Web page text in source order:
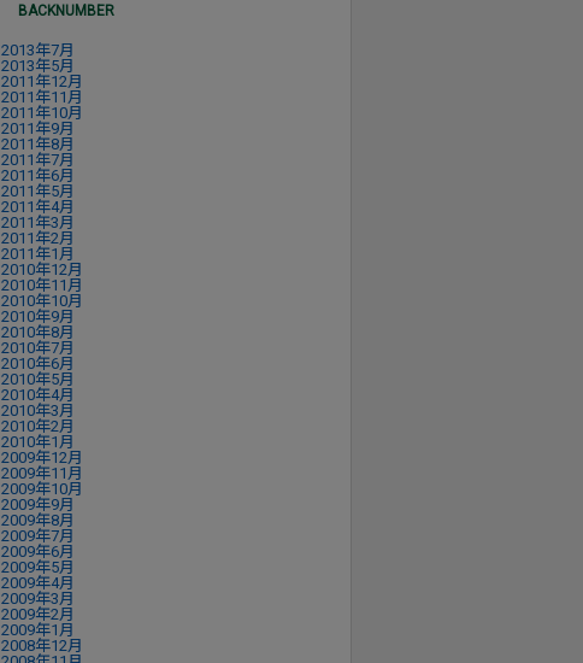
BACKNUMBER
2013年7月
2013年5月
2011年12月
2011年11月
2011年10月
2011年9月
2011年8月
2011年7月
2011年6月
2011年5月
2011年4月
2011年3月
2011年2月
2011年1月
2010年12月
2010年11月
2010年10月
2010年9月
2010年8月
2010年7月
2010年6月
2010年5月
2010年4月
2010年3月
2010年2月
2010年1月
2009年12月
2009年11月
2009年10月
2009年9月
2009年8月
2009年7月
2009年6月
2009年5月
2009年4月
2009年3月
2009年2月
2009年1月
2008年12月